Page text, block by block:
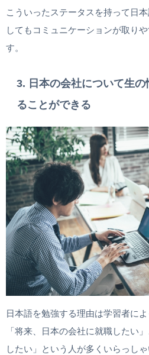
こういったステータスを持って日
してもコミュニケーションが取り
す。
3. 日本の会社について生
ることができる
日本語を勉強する理由は学習者に
「将来、日本の会社に就職したい
したい」という人が多くいらっしゃ